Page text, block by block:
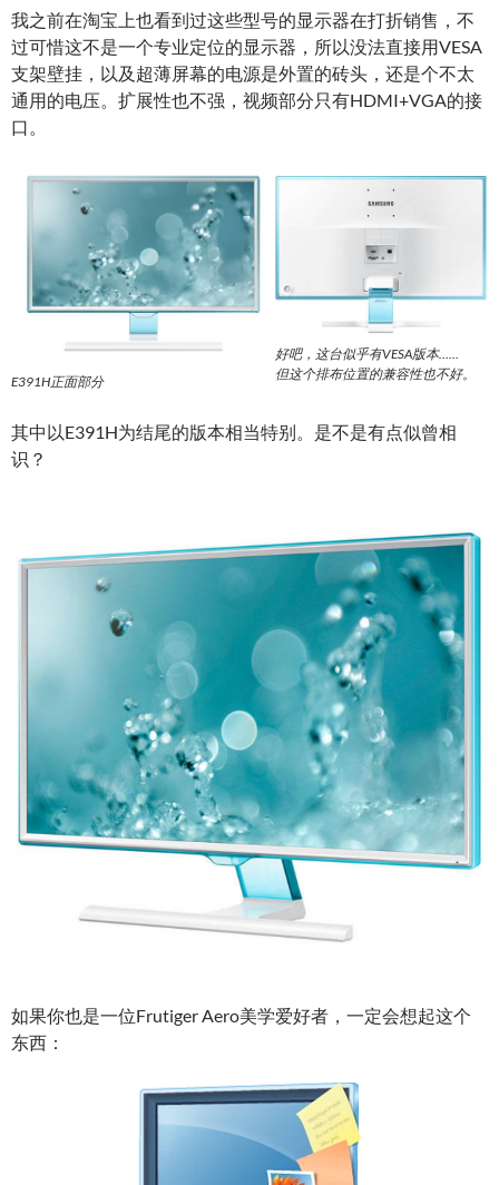
我之前在淘宝上也看到过这些型号的显示器在打折销售，不
过可惜这不是一个专业定位的显示器，所以没法直接用VESA
支架壁挂，以及超薄屏幕的电源是外置的砖头，还是个不太
通用的电压。扩展性也不强，视频部分只有HDMI+VGA的接
口。
E391H正面部分
好吧，这台似乎有VESA版本……
但这个排布位置的兼容性也不好。
其中以E391H为结尾的版本相当特别。是不是有点似曾相
识？
如果你也是一位Frutiger Aero美学爱好者，一定会想起这个
东西：